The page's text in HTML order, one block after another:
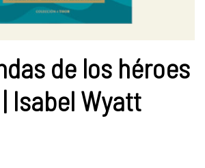
de los héroes
Isabel Wyatt